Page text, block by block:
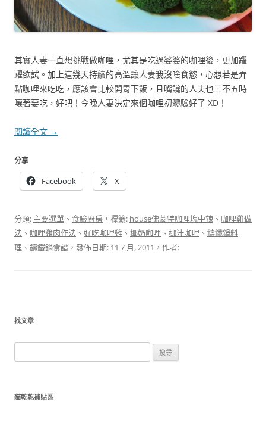
其實人妻一直想挑戰做咖哩，尤其是吃過婆婆的咖哩後，更加躍
躍欲試。加上這幾天持續的高溫讓人妻我沒啥食慾，心想若是弄
點咖哩來吃吃，應該會比較開胃下飯，且嘴饞的人夫也三不五時
嚷著要吃，好吧！今晚人妻決定來個咖哩初體驗好了 XD！
閱讀全文 →
分享
Facebook X
分類: 主要選單 、 食驗廚房 ，標籤: house佛蒙特咖哩塊中辣 、 咖哩雞做
法 、 咖哩雞肉作法 、 好吃咖哩雞 、 椰奶咖哩 、 椰汁咖哩 、 鑄鐵鍋料
理 、 鑄鐵鍋食譜 ，發佈日期: 11 7 月, 2011 ，作者:
找文章
尋
鍵
貓乾乾補貼區